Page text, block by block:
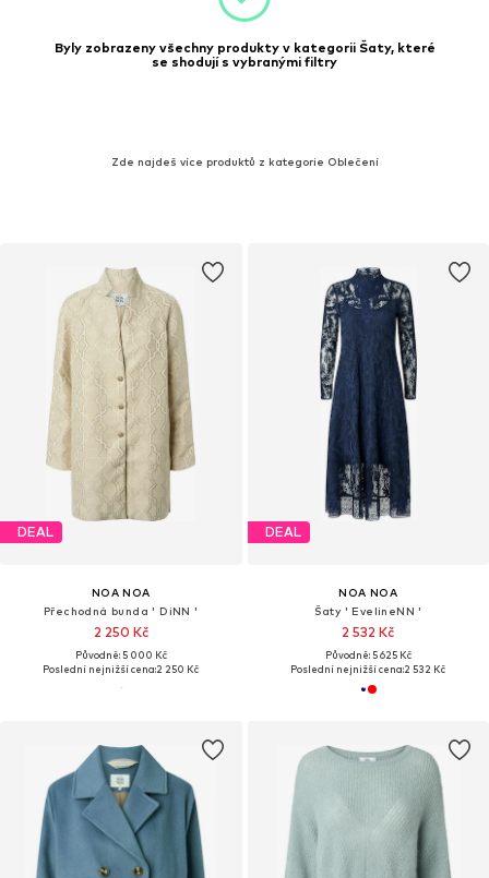
Byly zobrazeny všechny produkty v kategorii Šaty, které
se shodují s vybranými filtry
Zde najdeš více produktů z kategorie Oblečení
DEAL
NOA NOA
Přechodná bunda ' DiNN '
2 250 Kč
Původně: 5 000 Kč
Poslední nejnižší cena:2 250 Kč
DEAL
NOA NOA
Šaty ' EvelineNN '
2 532 Kč
Původně: 5 625 Kč
Poslední nejnižší cena:2 532 Kč